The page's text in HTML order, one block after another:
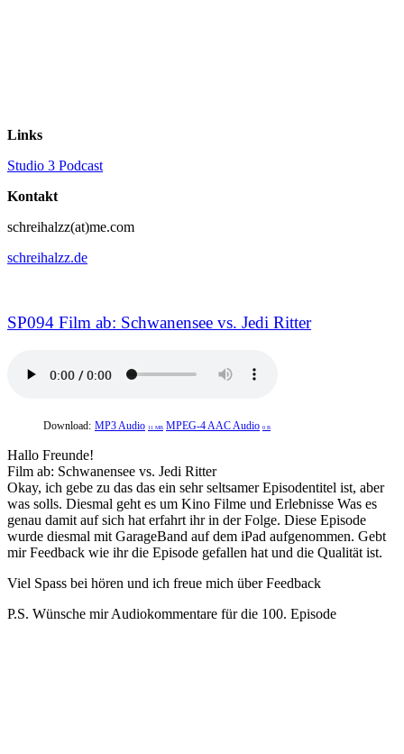
Links
Studio 3 Podcast
Kontakt
schreihalzz(at)me.com
schreihalzz.de
SP094 Film ab: Schwanensee vs. Jedi Ritter
Download: MP3 Audio 11 MB MPEG-4 AAC Audio 0 B
Hallo Freunde!
Film ab: Schwanensee vs. Jedi Ritter
Okay, ich gebe zu das das ein sehr seltsamer Episodentitel ist, aber
was solls. Diesmal geht es um Kino Filme und Erlebnisse Was es
genau damit auf sich hat erfahrt ihr in der Folge. Diese Episode
wurde diesmal mit GarageBand auf dem iPad aufgenommen. Gebt
mir Feedback wie ihr die Episode gefallen hat und die Qualität ist.
Viel Spass bei hören und ich freue mich über Feedback
P.S. Wünsche mir Audiokommentare für die 100. Episode